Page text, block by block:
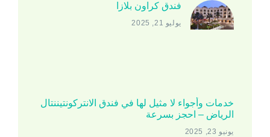
فندق كراون بلازا
يوليو 21, 2025
خدمات وأجواء لا مثيل لها في فندق الانتركونتيننتال
الرياض – احجز بسرعة
يونيو 23, 2025